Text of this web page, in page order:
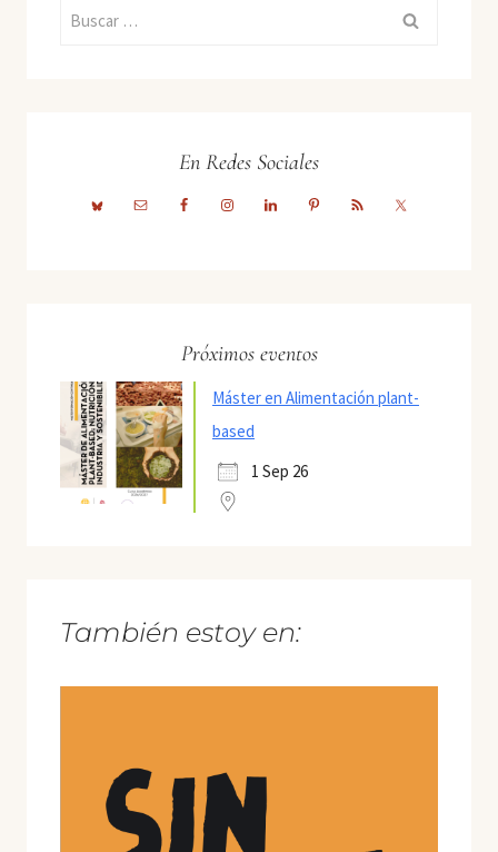
Buscar:
En Redes Sociales
Próximos eventos
Máster en Alimentación plant-
based
1 Sep 26
También estoy en: